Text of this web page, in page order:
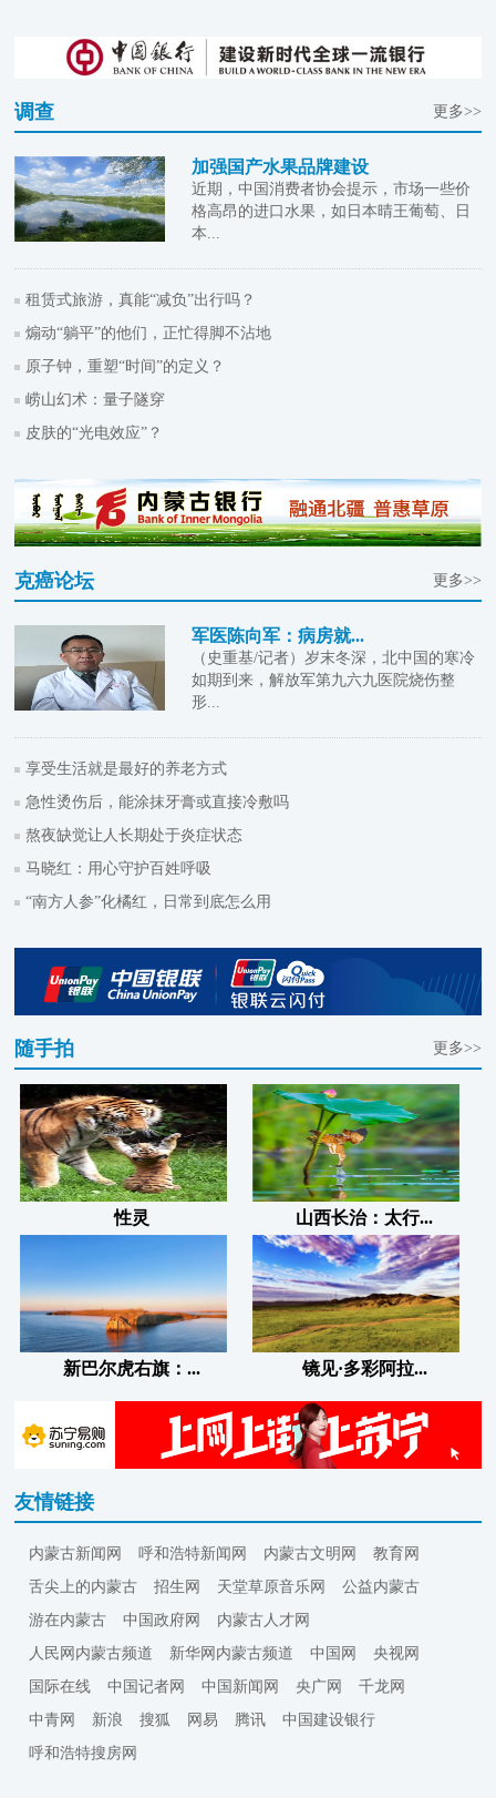
调查 更多>>
加强国产水果品牌建设
近期，中国消费者协会提示，市场一些价
格高昂的进口水果，如日本晴王葡萄、日
本...
租赁式旅游，真能“减负”出行吗？
煽动“躺平”的他们，正忙得脚不沾地
原子钟，重塑“时间”的定义？
崂山幻术：量子隧穿
皮肤的“光电效应”？
克癌论坛 更多>>
军医陈向军：病房就...
（史重基/记者）岁末冬深，北中国的寒冷
如期到来，解放军第九六九医院烧伤整
形...
享受生活就是最好的养老方式
急性烫伤后，能涂抹牙膏或直接冷敷吗
熬夜缺觉让人长期处于炎症状态
马晓红：用心守护百姓呼吸
“南方人参”化橘红，日常到底怎么用
随手拍 更多>>
性灵 山西长治：太行...
新巴尔虎右旗：... 镜见·多彩阿拉...
友情链接
内蒙古新闻网 呼和浩特新闻网 内蒙古文明网
教育网
舌尖上的内蒙古
招生网 天堂草原音乐网
公益内蒙古
游在内蒙古
中国政府网
内蒙古人才网
人民网内蒙古频道
新华网内蒙古频道 中国网
央视网
国际在线
中国记者网 中国新闻网 央广网
千龙网
中青网
新浪 搜狐 网易 腾讯
中国建设银行
呼和浩特搜房网